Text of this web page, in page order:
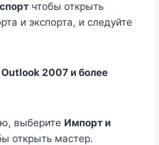
чтобы открыть
и экспорта, и следуйте
2007 и более
выберите Импорт и
открыть мастер.